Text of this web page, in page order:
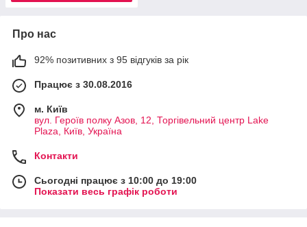
Про нас
92% позитивних з 95 відгуків за рік
Працює з 30.08.2016
м. Київ
вул. Героїв полку Азов, 12, Торгівельний центр Lake
Plaza, Київ, Україна
Контакти
Сьогодні працює з 10:00 до 19:00
Показати весь графік роботи